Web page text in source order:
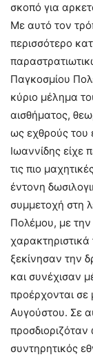
σκοπό για
Με αυτό τον
περισσότερο
Παγκοσμίου
κύριο μέλημα
αισθήματος,
ως εχθρούς του
Ιωαννίδης είχε
τις πιο
έντονη
συμμετοχή στη
Πολέμου, με
ξεκίνησαν την
και συνέχισαν
προέρχονται
Αυγούστου. Σε
συντηρητικός